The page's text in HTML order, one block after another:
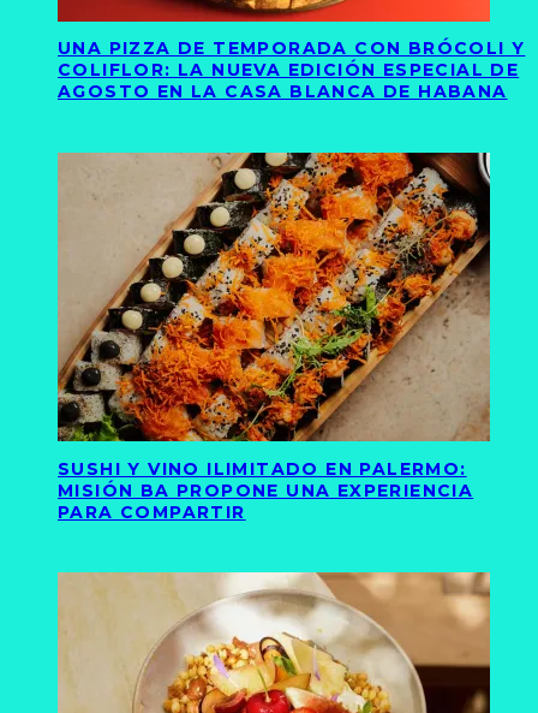
UNA PIZZA DE TEMPORADA CON BRÓCOLI Y
COLIFLOR: LA NUEVA EDICIÓN ESPECIAL DE
AGOSTO EN LA CASA BLANCA DE HABANA
SUSHI Y VINO ILIMITADO EN PALERMO:
MISIÓN BA PROPONE UNA EXPERIENCIA
PARA COMPARTIR